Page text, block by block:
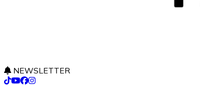
NEWSLETTER